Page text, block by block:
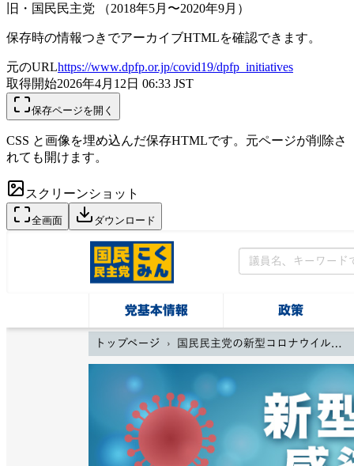
旧・国民民主党 （2018年5月〜2020年9月）
保存時の情報つきでアーカイブHTMLを確認できます。
元のURLhttps://www.dpfp.or.jp/covid19/dpfp_initiatives
取得開始2026年4月12日 06:33 JST
保存ページを開く
CSS と画像を埋め込んだ保存HTMLです。元ページが削除さ
れても開けます。
スクリーンショット
全画面 ダウンロード